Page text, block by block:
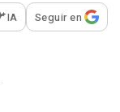
para
IA Seguir en